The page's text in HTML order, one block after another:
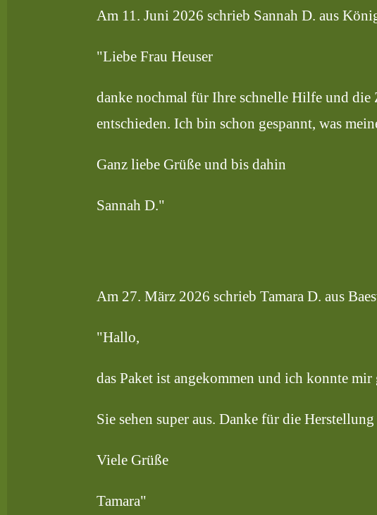
Am 11. Juni 2026 schrieb Sannah D. aus
"Liebe Frau Heuser
danke nochmal für Ihre schnelle Hilfe und
entschieden. Ich bin schon gespannt, was
Ganz liebe Grüße und bis dahin
Sannah D."
Am 27. März 2026 schrieb Tamara D. aus
"Hallo,
das Paket ist angekommen und ich konnte mir
Sie sehen super aus. Danke für die
Viele Grüße
Tamara"